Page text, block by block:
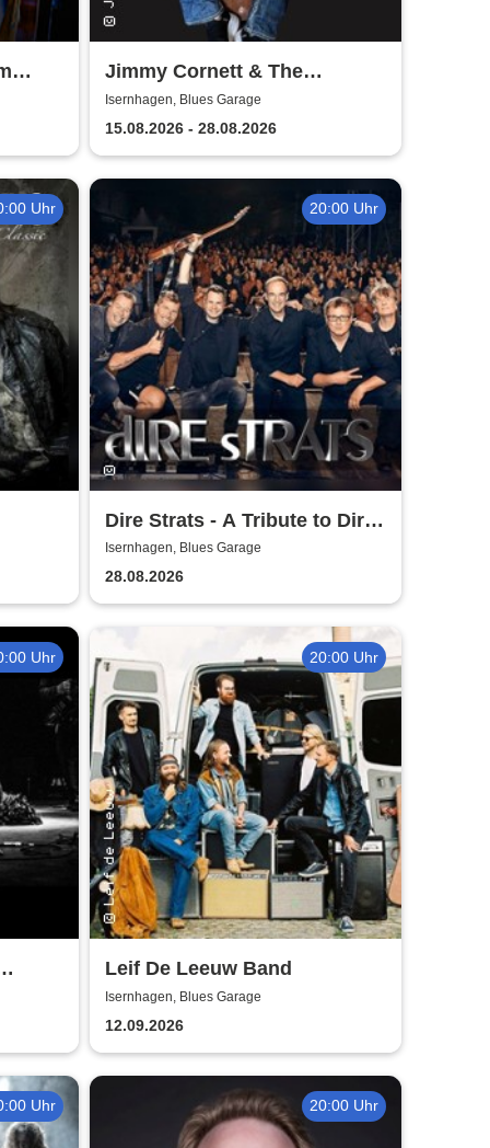
Jimmy Cornett & The
Deadmen
Isernhagen, Blues Garage
15.08.2026 - 28.08.2026
Uhr 20:00 Uhr
Dire Strats - A Tribute to Dire
Straits
Isernhagen, Blues Garage
28.08.2026
Uhr 20:00 Uhr
Leif De Leeuw Band
Isernhagen, Blues Garage
12.09.2026
Uhr 20:00 Uhr